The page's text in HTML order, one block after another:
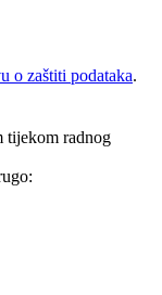
o zaštiti podataka.
tijekom radnog